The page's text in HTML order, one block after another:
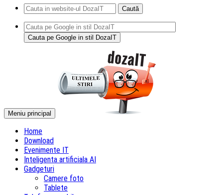
Caută
după:
Meniu principal
Home
Download
Evenimente IT
Inteligenta artificiala AI
Gadgeturi
Camere foto
Tablete